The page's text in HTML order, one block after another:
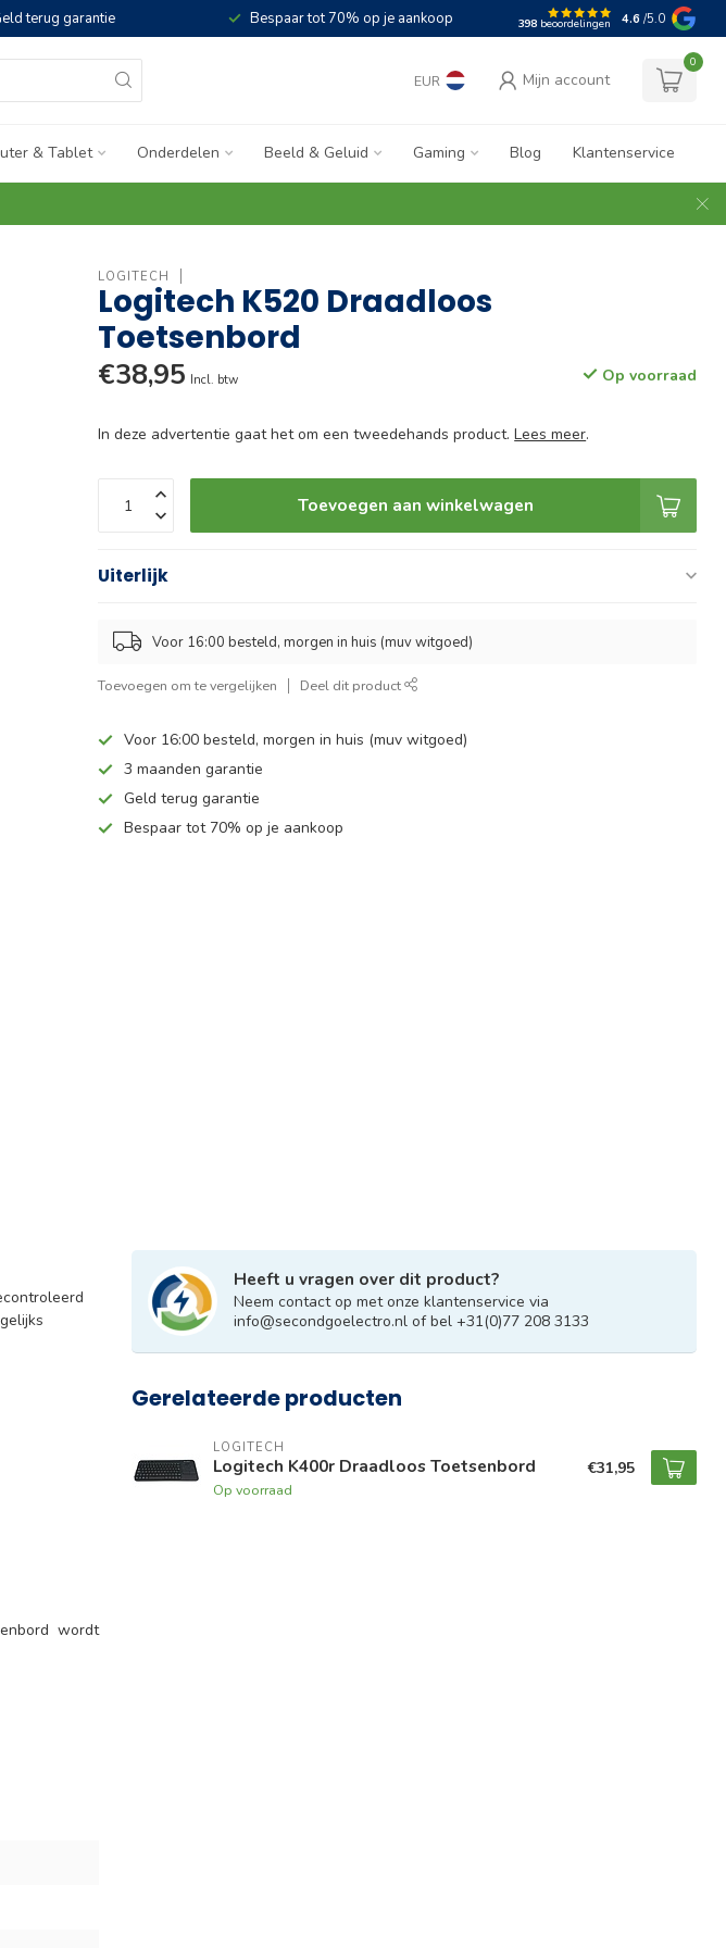
terug garantie Bespaar tot 70% op je aankoop 398 beoordelingen 4.6 /5.0
EUR Mijn account
0
& Tablet Onderdelen Beeld & Geluid Gaming Blog Klantenservice
LOGITECH
Logitech K520 Draadloos
Toetsenbord
€38,95 Incl. btw Op voorraad
In deze advertentie gaat het om een tweedehands product.Lees meer.
Toevoegen aan winkelwagen
Uiterlijk
Voor 16:00 besteld, morgen in huis (muv witgoed)
Toevoegen om te vergelijken Deel dit product
Voor 16:00 besteld, morgen in huis (muv witgoed)
3 maanden garantie
Geld terug garantie
Bespaar tot 70% op je aankoop
wordt
Heeft u vragen over dit product?
Neem contact op met onze klantenservice via
info@secondgoelectro.nl of bel +31(0)77 208 3133
Gerelateerde producten
LOGITECH
Logitech K400r Draadloos Toetsenbord
Op voorraad
€31,95